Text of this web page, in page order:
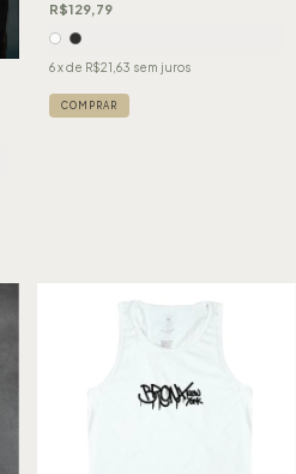
R$129,79
6 x de R$21,63 sem juros
COMPRAR